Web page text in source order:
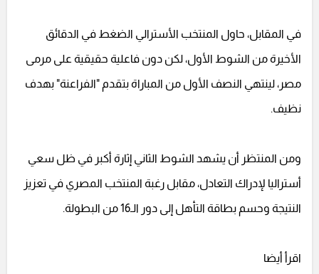
في المقابل، حاول المنتخب الأسترالي الضغط في الدقائق
الأخيرة من الشوط الأول، لكن دون فاعلية حقيقية على مرمى
مصر، لينتهي النصف الأول من المباراة بتقدم "الفراعنة" بهدف
نظيف.
ومن المنتظر أن يشهد الشوط الثاني إثارة أكبر في ظل سعي
أستراليا لإدراك التعادل، مقابل رغبة المنتخب المصري في تعزيز
النتيجة وحسم بطاقة التأهل إلى دور الـ16 من البطولة.
اقرأ أيضا